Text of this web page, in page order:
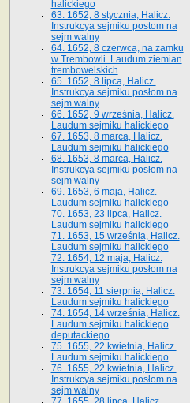
halickiego
63. 1652, 8 stycznia, Halicz.
Instrukcya sejmiku postom na
sejm walny
64. 1652, 8 czerwca, na zamku
w Trembowli. Laudum ziemian
trembowelskich
65. 1652, 8 lipca, Halicz.
Instrukcya sejmiku posłom na
sejm walny
66. 1652, 9 września, Halicz.
Laudum sejmiku halickiego
67. 1653, 8 marca, Halicz.
Laudum sejmiku halickiego
68. 1653, 8 marca, Halicz.
Instrukcya sejmiku posłom na
sejm walny
69. 1653, 6 maja, Halicz.
Laudum sejmiku halickiego
70. 1653, 23 lipca, Halicz.
Laudum sejmiku halickiego
71. 1653, 15 września, Halicz.
Laudum sejmiku halickiego
72. 1654, 12 maja, Halicz.
Instrukcya sejmiku posłom na
sejm walny
73. 1654, 11 sierpnia, Halicz.
Laudum sejmiku halickiego
74. 1654, 14 września, Halicz.
Laudum sejmiku halickiego
deputackiego
75. 1655, 22 kwietnia, Halicz.
Laudum sejmiku halickiego
76. 1655, 22 kwietnia, Halicz.
Instrukcya sejmiku posłom na
sejm walny